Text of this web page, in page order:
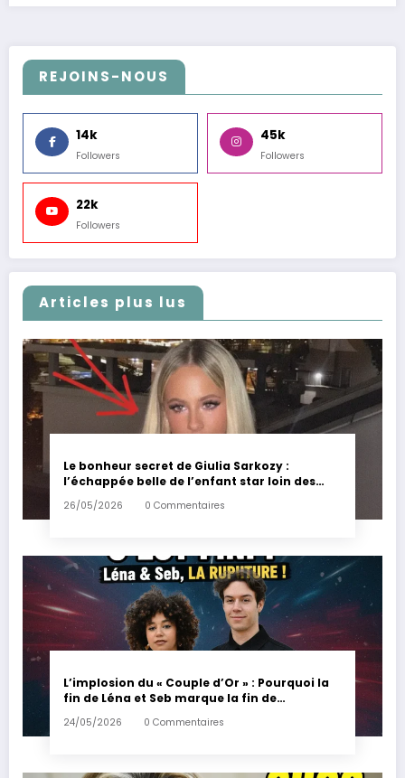
REJOINS-NOUS
14k
Followers
45k
Followers
22k
Followers
Articles plus lus
Le bonheur secret de Giulia Sarkozy :
l’échappée belle de l’enfant star loin des
tumultes familiaux.
26/05/2026 0 Commentaires
L’implosion du « Couple d’Or » : Pourquoi la
fin de Léna et Seb marque la fin de
l’innocence sur YouTube
24/05/2026 0 Commentaires